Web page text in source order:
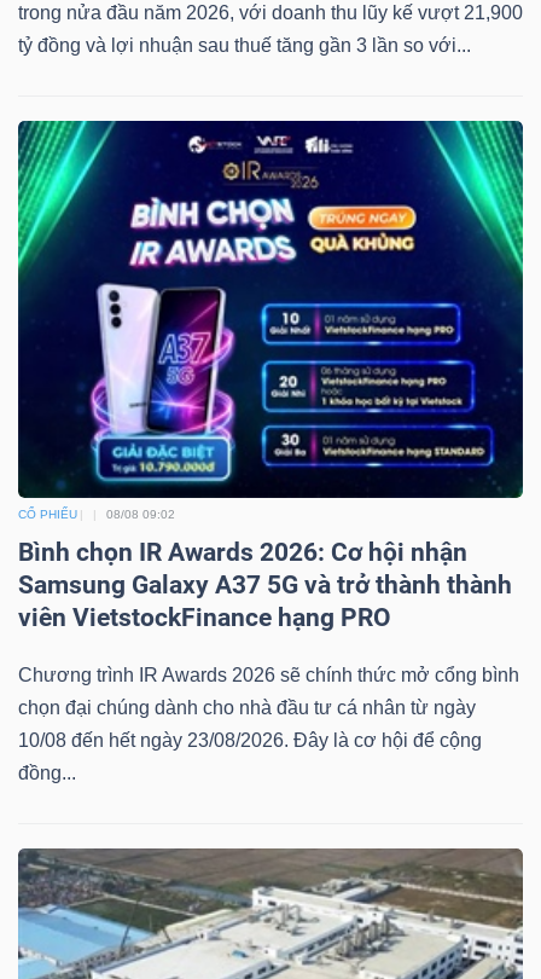
trong nửa đầu năm 2026, với doanh thu lũy kế vượt 21,900
tỷ đồng và lợi nhuận sau thuế tăng gần 3 lần so với...
CỔ PHIẾU 08/08 09:02
Bình chọn IR Awards 2026: Cơ hội nhận
Samsung Galaxy A37 5G và trở thành thành
viên VietstockFinance hạng PRO
Chương trình IR Awards 2026 sẽ chính thức mở cổng bình
chọn đại chúng dành cho nhà đầu tư cá nhân từ ngày
10/08 đến hết ngày 23/08/2026. Đây là cơ hội để cộng
đồng...
Tin
Bài
viết
của
cáo
phân
tích
(-)
ngữ
(-)
(-)
Đào